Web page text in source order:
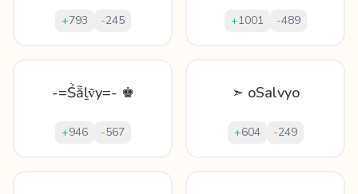
+793 -245 +1001 -489
-=Ṥẵḻṽy=- ♚
+946 -567
➣ oSalvyo
+604 -249